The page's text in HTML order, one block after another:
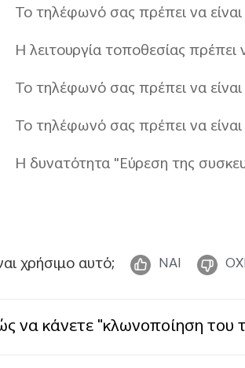
Το τηλέφωνό σας πρέπει να
Η λειτουργία τοποθεσίας
Το τηλέφωνό σας πρέπει να
Το τηλέφωνό σας πρέπει να
Η δυνατότητα "Εύρεση της
χρήσιμο αυτό; ΝΑΙ
να κάνετε "κλωνοποίηση του